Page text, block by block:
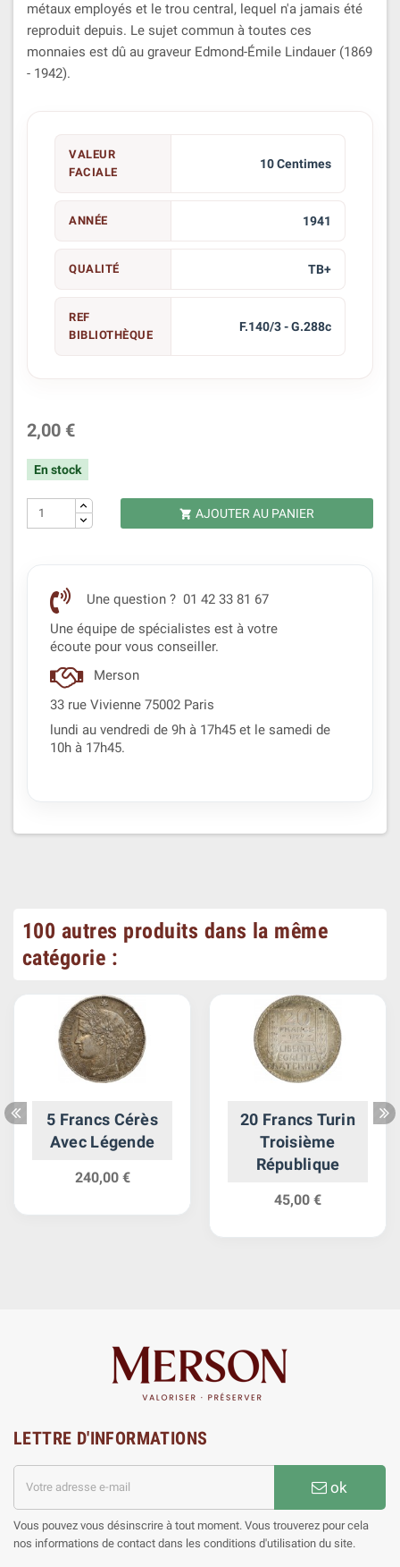
métaux employés et le trou central, lequel n'a jamais été
reproduit depuis. Le sujet commun à toutes ces
monnaies est dû au graveur Edmond-Émile Lindauer (1869
- 1942).
VALEUR
FACIALE
10 Centimes
ANNÉE 1941
QUALITÉ TB+
REF
BIBLIOTHÈQUE
F.140/3 - G.288c
2,00 €
En stock
 AJOUTER AU PANIER
Une question ? 01 42 33 81 67
Une équipe de spécialistes est à votre
écoute pour vous conseiller.
Merson
33 rue Vivienne 75002 Paris
lundi au vendredi de 9h à 17h45 et le samedi de
10h à 17h45.
100 autres produits dans la même
catégorie :
5 Francs Cérès
Avec Légende
240,00 €
20 Francs Turin
Troisième
République
45,00 €
LETTRE D'INFORMATIONS
ok
Vous pouvez vous désinscrire à tout moment. Vous trouverez pour cela
nos informations de contact dans les conditions d'utilisation du site.